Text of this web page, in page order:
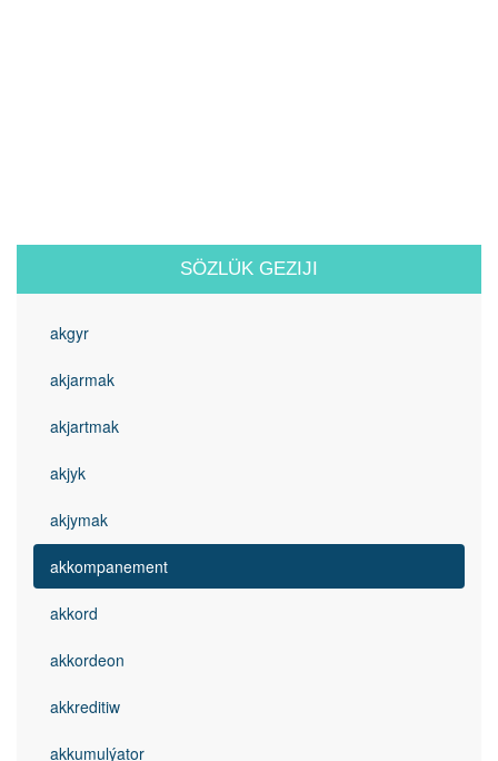
SÖZLÜK GEZIJI
akgyr
akjarmak
akjartmak
akjyk
akjymak
akkompanement
akkord
akkordeon
akkreditiw
akkumulýator